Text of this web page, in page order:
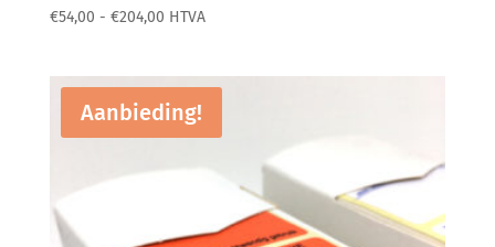
€54,00 - €204,00Prijsklasse:
€204,00
HTVA
Aanbieding!